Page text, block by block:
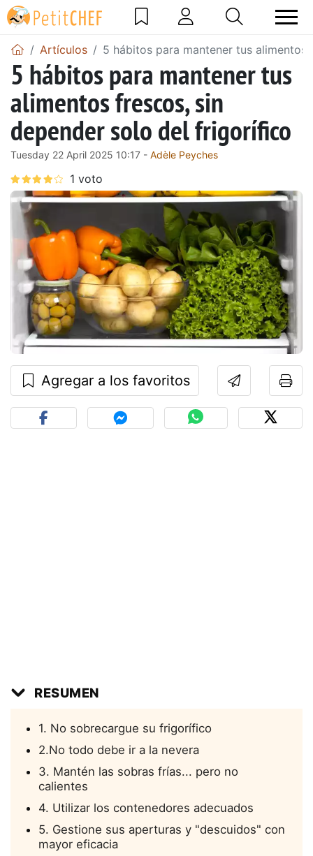
Artículos 5 hábitos para mantener tus
5 hábitos para mantener tus
alimentos frescos, sin
depender solo del frigorífico
Tuesday 22 April 2025 10:17 - Adèle Peyches
Agregar a los favoritos
RESUMEN
1. No sobrecargue su frigorífico
2.No todo debe ir a la nevera
3. Mantén las sobras frías... pero no
calientes
4. Utilizar los contenedores adecuados
5. Gestione sus aperturas y "descuidos" con
mayor eficacia